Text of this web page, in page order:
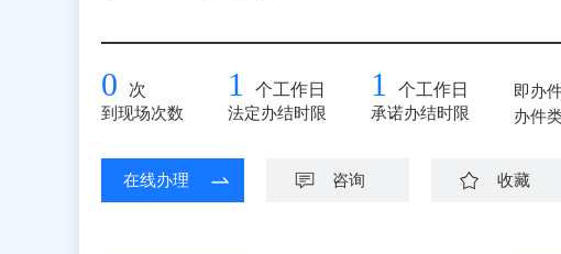
0 次
到现场次数
1 个工作日
法定办结时限
1 个工作日
承诺办结时限
即办
办件
在线办理 咨询 收藏